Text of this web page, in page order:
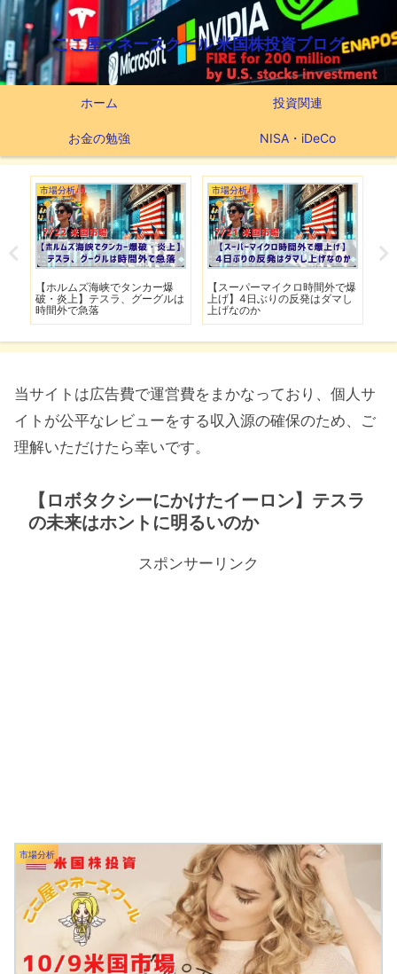
ここ屋マネースクール 米国株投資ブログ
ホーム 投資関連
お金の勉強 NISA・iDeCo
市場分析
【ホルムズ海峡でタンカー爆
破・炎上】テスラ、グーグルは
時間外で急落
市場分析
【スーパーマイクロ時間外で爆
上げ】4日ぶりの反発はダマし
上げなのか
当サイトは広告費で運営費をまかなっており、個人サ
イトが公平なレビューをする収入源の確保のため、ご
理解いただけたら幸いです。
【ロボタクシーにかけたイーロン】テスラ
の未来はホントに明るいのか
スポンサーリンク
市場分析